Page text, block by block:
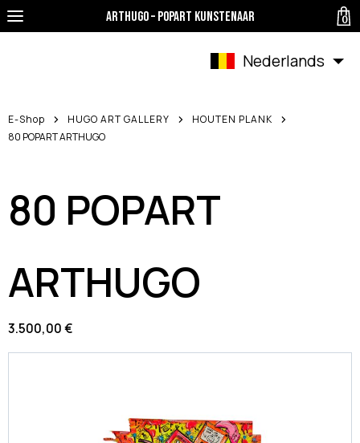
ArtHugo – Popart Kunstenaar
Nederlands
E-Shop HUGO ART GALLERY
HOUTEN PLANK
80 POPART ARTHUGO
80 POPART
ARTHUGO
3.500,00 €
0